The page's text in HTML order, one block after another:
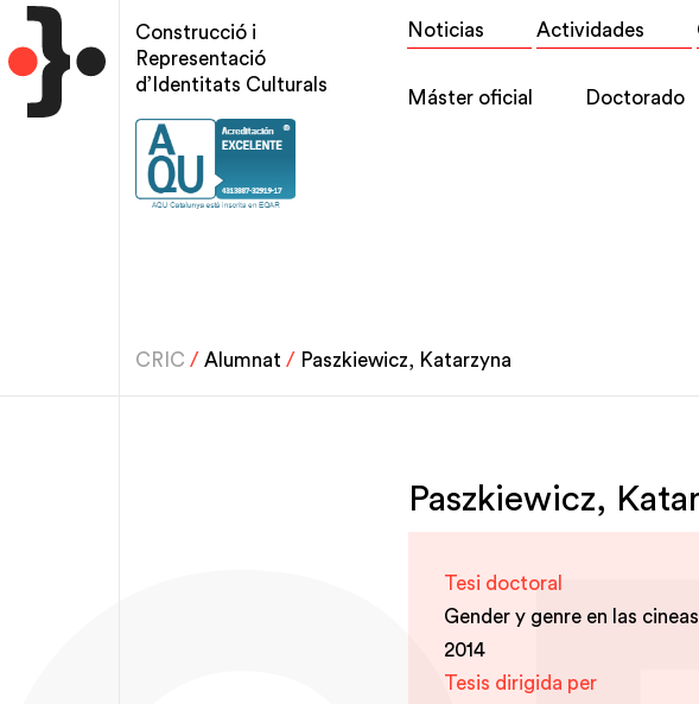
Pasar
al
contenido
principal
Construcció i
Representació
d’Identitats Culturals
Top
Noticias Actividades
Main
Máster oficial Doctorado
CRIC / Alumnat/ Paszkiewicz, Katarzyna
Paszkiewicz,
Tesi doctoral
Gender y genre en las
2014
Tesis dirigida per